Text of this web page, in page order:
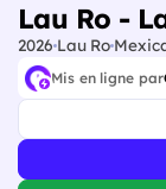
Lau Ro -
2026 Lau Ro
Mis en ligne par